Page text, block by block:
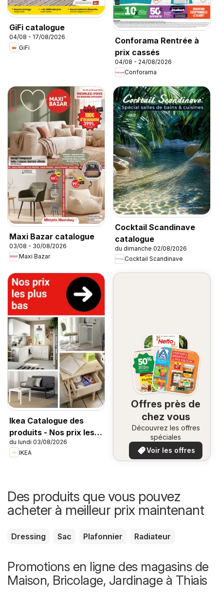
GiFi catalogue
04/08 - 17/08/2026
GiFi
Conforama Rentrée à
prix cassés
04/08 - 24/08/2026
Conforama
Maxi Bazar catalogue
03/08 - 30/08/2026
Maxi Bazar
Cocktail Scandinave
catalogue
du dimanche 02/08/2026
Cocktail Scandinave
Ikea Catalogue des
produits - Nos prix les
plus bas
du lundi 03/08/2026
IKEA
Offres près de
chez vous
Découvrez les offres
spéciales
Voir les offres
Des produits que vous pouvez
acheter à meilleur prix maintenant
Dressing Sac Plafonnier Radiateur
Promotions en ligne des magasins de
Maison, Bricolage, Jardinage à Thiais